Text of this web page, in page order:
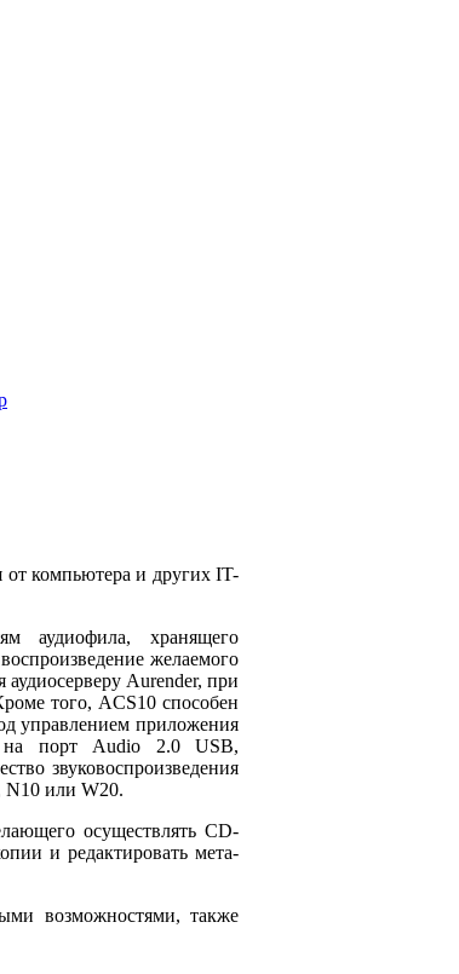
от компьютера и других IT-
аудиофила, хранящего
желаемого
Aurender, при
того, ACS10 способен
управлением приложения
на порт Audio 2.0 USB,
звуковоспроизведения
N10 или W20.
осуществлять CD-
и редактировать мета-
возможностями, также